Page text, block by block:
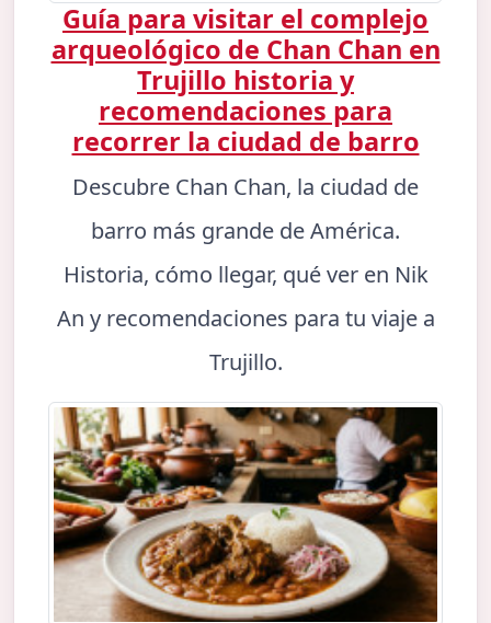
Guía para visitar el complejo
arqueológico de Chan Chan en
Trujillo historia y
recomendaciones para
recorrer la ciudad de barro
Descubre Chan Chan, la ciudad de
barro más grande de América.
Historia, cómo llegar, qué ver en Nik
An y recomendaciones para tu viaje a
Trujillo.